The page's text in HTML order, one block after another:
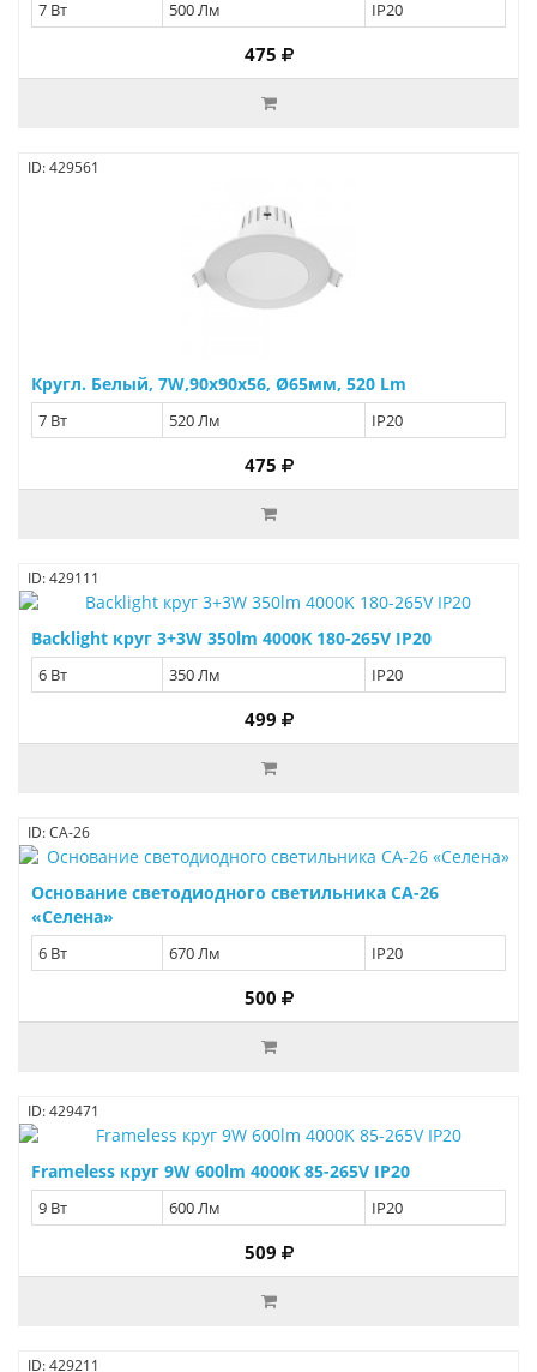
7 Вт 500 Лм IP20
475
ID: 429561
Кругл. Белый, 7W,90х90х56, Ø65мм, 520 Lm
7 Вт 520 Лм IP20
475
ID: 429111
Backlight круг 3+3W 350lm 4000K 180-265V IP20
6 Вт 350 Лм IP20
499
ID: СА-26
Основание светодиодного светильника СА-26
«Селена»
6 Вт 670 Лм IP20
500
ID: 429471
Frameless круг 9W 600lm 4000K 85-265V IP20
9 Вт 600 Лм IP20
509
ID: 429211